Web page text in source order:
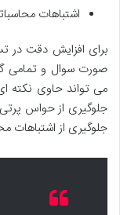
اشتباهات
برای افزایش دقت در
صورت سوال و تمامی
می تواند حاوی نکته
جلوگیری از حواس پرتی
جلوگیری از اشتباهات